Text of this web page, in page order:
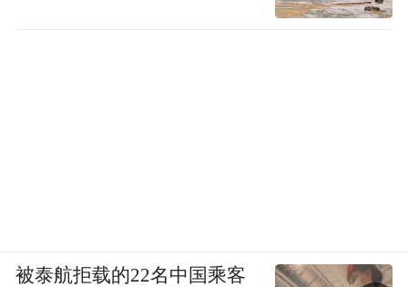
被泰航拒载的22名中国乘客